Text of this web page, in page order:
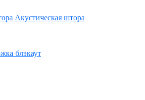
Акустическая штора
блэкаут